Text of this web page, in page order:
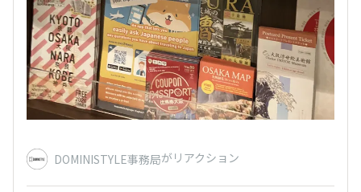
DOMINISTYLE事務局がリアクション